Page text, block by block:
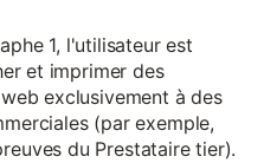
1, l'utilisateur est
et imprimer des
exclusivement à des
(par exemple,
du Prestataire tier).